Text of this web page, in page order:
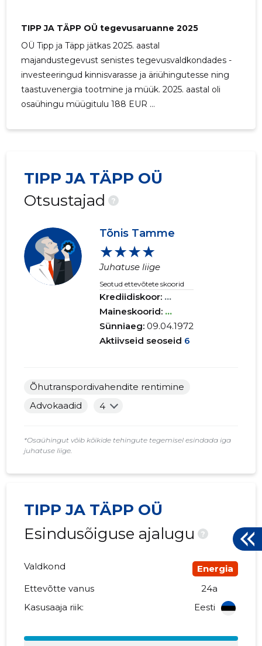
TIPP JA TÄPP OÜ tegevusaruanne 2025
OÜ Tipp ja Täpp jätkas 2025. aastal
majandustegevust senistes tegevusvaldkondades -
investeeringud kinnisvarasse ja äriühingutesse ning
taastuvenergia tootmine ja müük. 2025. aastal oli
osaühingu müügitulu 188 EUR ...
TIPP JA TÄPP OÜ
Otsustajad
?
Tõnis Tamme
★★★★
Juhatuse liige
Seotud ettevõtete skoorid
Krediidiskoor: ...
Maineskoorid: ...
Sünniaeg:09.04.1972
Aktiivseid seoseid 6
Õhutranspordivahendite rentimine
Advokaadid
4
*Osaühingut võib kõikide tehingute tegemisel esindada iga
juhatuse liige.
TIPP JA TÄPP OÜ
Esindusõiguse ajalugu
?
Valdkond
Energia
Ettevõtte vanus
24a
Kasusaaja riik:
Eesti